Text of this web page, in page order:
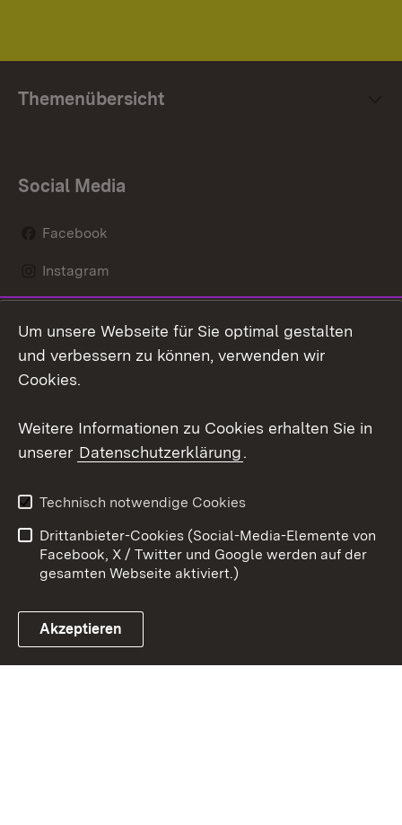
Themenübersicht
Social Media
Facebook
Instagram
Mastodon
Youtube
Link zum Landesportal
Kontakt
Datenschutz
Barrierefreiheit
Impressum Cookies
Um unsere Webseite für Sie optimal gestalten
und verbessern zu können, verwenden wir
Cookies.
Weitere Informationen zu Cookies erhalten Sie in
unserer Datenschutzerklärung.
Technisch notwendige Cookies
Drittanbieter-Cookies (Social-Media-Elemente von
Facebook, X / Twitter und Google werden auf der
gesamten Webseite aktiviert.)
Akzeptieren